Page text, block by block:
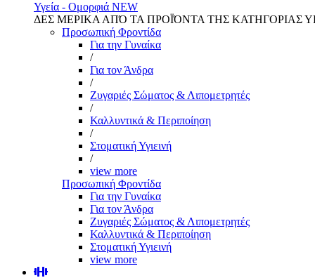
Υγεία - Ομορφιά NEW
ΔΕΣ ΜΕΡΙΚΑ ΑΠΌ ΤΑ ΠΡΟΪΌΝΤΑ ΤΗΣ ΚΑΤΗΓΟΡΙΑΣ
Προσωπική Φροντίδα
Για την Γυναίκα
/
Για τον Άνδρα
/
Ζυγαριές Σώματος & Λιπομετρητές
/
Καλλυντικά & Περιποίηση
/
Στοματική Υγιεινή
/
view more
Προσωπική Φροντίδα
Για την Γυναίκα
Για τον Άνδρα
Ζυγαριές Σώματος & Λιπομετρητές
Καλλυντικά & Περιποίηση
Στοματική Υγιεινή
view more